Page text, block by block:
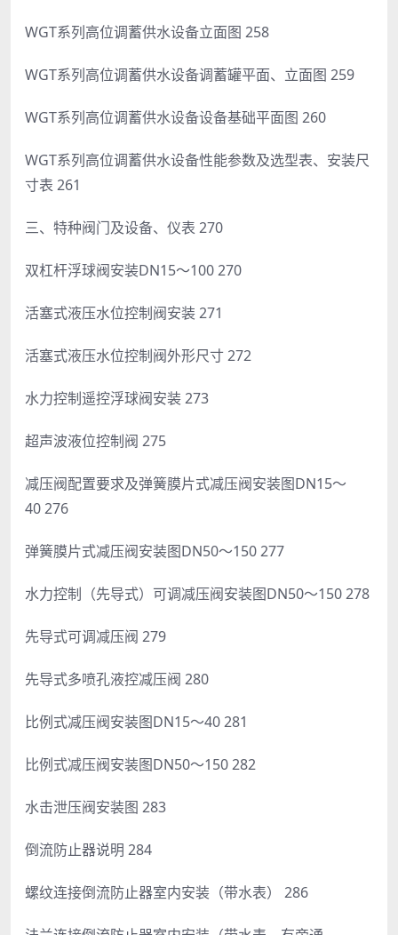
WGT系列高位调蓄供水设备立面图 258
WGT系列高位调蓄供水设备调蓄罐平面、立面图 259
WGT系列高位调蓄供水设备设备基础平面图 260
WGT系列高位调蓄供水设备性能参数及选型表、安装尺
寸表 261
三、特种阀门及设备、仪表 270
双杠杆浮球阀安装DN15～100 270
活塞式液压水位控制阀安装 271
活塞式液压水位控制阀外形尺寸 272
水力控制遥控浮球阀安装 273
超声波液位控制阀 275
减压阀配置要求及弹簧膜片式减压阀安装图DN15～
40 276
弹簧膜片式减压阀安装图DN50～150 277
水力控制（先导式）可调减压阀安装图DN50～150 278
先导式可调减压阀 279
先导式多喷孔液控减压阀 280
比例式减压阀安装图DN15～40 281
比例式减压阀安装图DN50～150 282
水击泄压阀安装图 283
倒流防止器说明 284
螺纹连接倒流防止器室内安装（带水表） 286